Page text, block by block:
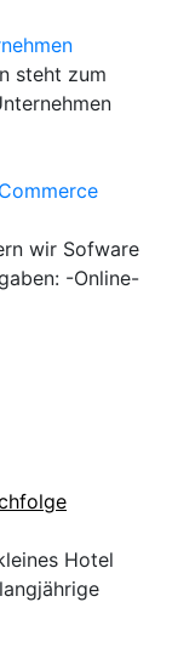
steht zum
wir Sofware
-Online-
Hotel